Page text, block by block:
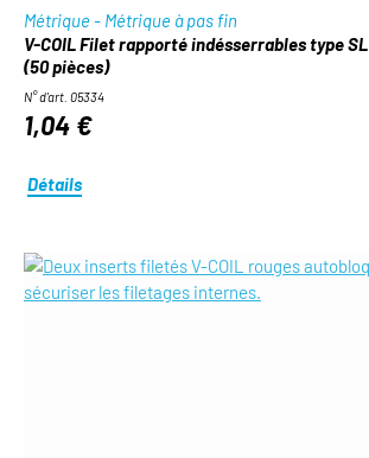
Métrique - Métrique à pas fin
V-COIL Filet rapporté indésserrables type SL
(50 pièces)
N° d'art. 05334
1,04 €
Détails